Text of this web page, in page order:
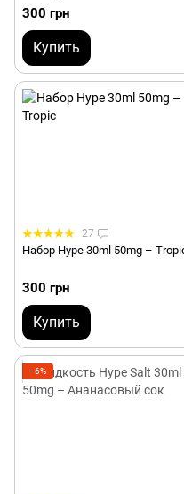
300 грн
Купить
27
Набор Hype 30ml 50mg –
300 грн
Купить
−6%